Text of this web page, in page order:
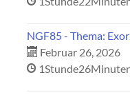
NGF85 - Thema:
Februar 26, 2026